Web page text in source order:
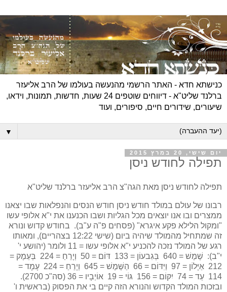
כנישתא חדא - האתר הרשמי מהנעשה בעולמו של הרב אליעזר
ברלנד שליט"א - דיווחים שוטפים 24 שעות, חדשות, תמונות, וידאו,
שיעורים, שידורים חיים, סיפורים, ועוד
▼
יום שישי, 20 במרץ 2015
תפילה לחודש ניסן
תפילה לחודש ניסן מאת הגה"צ הרב אליעזר ברלנד שליט"א
רבונו של עולם במולד חודש ניסן חודש הנסים והנפלאות שבו יצאנו
ממצרים ובו אנו יוצאים מכל הגליות ושבו הכנענו את י"א אלופי עשו
"ומקול הלילא פקע איגרא" (פסחים פ"ה ע"ב). בחודש קדוש ונורא
זה שמתחיל מהמולד שיהיה ביום (שישי 12:22 בצהריים), ומאותו
רגע של המולד נזכה להכניע י"א אלופי עשו = 11 ולומר (יהושע י'
י"ב): שֶׁמֶשׁ = 640 בְּגִבעוֹן = 133 דּוֹם = 50 וְיָרֵחַ = 224 בְּעֵמֶק =
212 אַיָּלוֹן = 97 וַיִּדּוֹם = 66 הַשֶּׁמֶשׁ = 645 וְיָרֵחַ = 224 עָמָד =
114 עַד = 74 יִקּוֹם = 156 גּוֹי = 19 אוֹיְבָיו = 36 (סה"כ 2700).
ובזכות המולד הקדוש והנורא הזה קיים בי את הפסוק (בראשית ו'